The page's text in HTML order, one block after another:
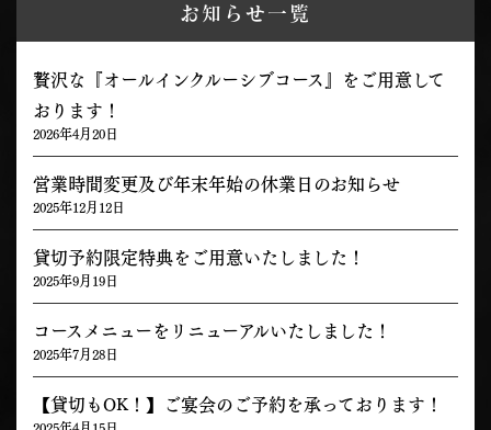
お知らせ一覧
贅沢な『オールインクルーシブコース』をご用意して
おります！
2026年4月20日
営業時間変更及び年末年始の休業日のお知らせ
2025年12月12日
貸切予約限定特典をご用意いたしました！
2025年9月19日
コースメニューをリニューアルいたしました！
2025年7月28日
【貸切もOK！】ご宴会のご予約を承っております！